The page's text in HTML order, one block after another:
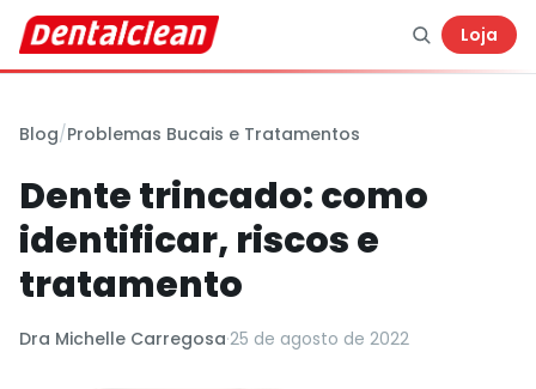
Loja
Blog/Problemas Bucais e Tratamentos
Dente trincado: como
identificar, riscos e
tratamento
Dra Michelle Carregosa·25 de agosto de 2022